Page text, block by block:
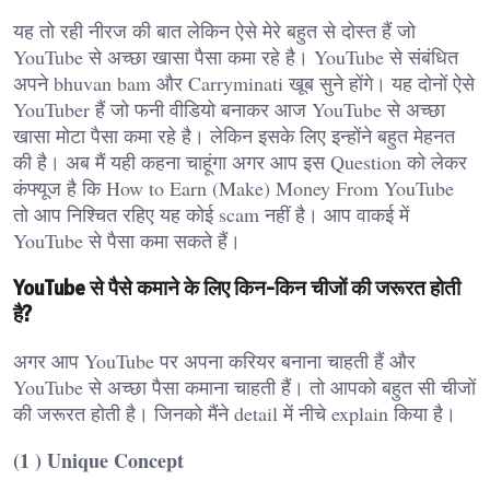
यह तो रही नीरज की बात लेकिन ऐसे मेरे बहुत से दोस्त हैं जो
YouTube से अच्छा खासा पैसा कमा रहे है। YouTube से संबंधित
अपने bhuvan bam और Carryminati खूब सुने होंगे। यह दोनों ऐसे
YouTuber हैं जो फनी वीडियो बनाकर आज YouTube से अच्छा
खासा मोटा पैसा कमा रहे है। लेकिन इसके लिए इन्होंने बहुत मेहनत
की है। अब मैं यही कहना चाहूंगा अगर आप इस Question को लेकर
कंफ्यूज है कि How to Earn (Make) Money From YouTube
तो आप निश्चित रहिए यह कोई scam नहीं है। आप वाकई में
YouTube से पैसा कमा सकते हैं।
YouTube से पैसे कमाने के लिए किन-किन चीजों की जरूरत होती
है?
अगर आप YouTube पर अपना करियर बनाना चाहती हैं और
YouTube से अच्छा पैसा कमाना चाहती हैं। तो आपको बहुत सी चीजों
की जरूरत होती है। जिनको मैंने detail में नीचे explain किया है।
(1 ) Unique Concept